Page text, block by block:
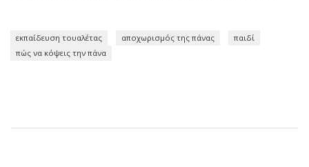
εκπαίδευση τουαλέτας αποχωρισμός της πάνας
παιδί
πώς να κόψεις την πάνα